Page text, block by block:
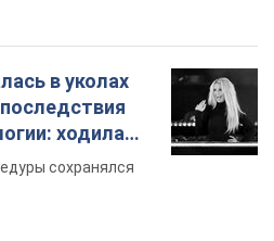
в уколах
ходила
сохранялся